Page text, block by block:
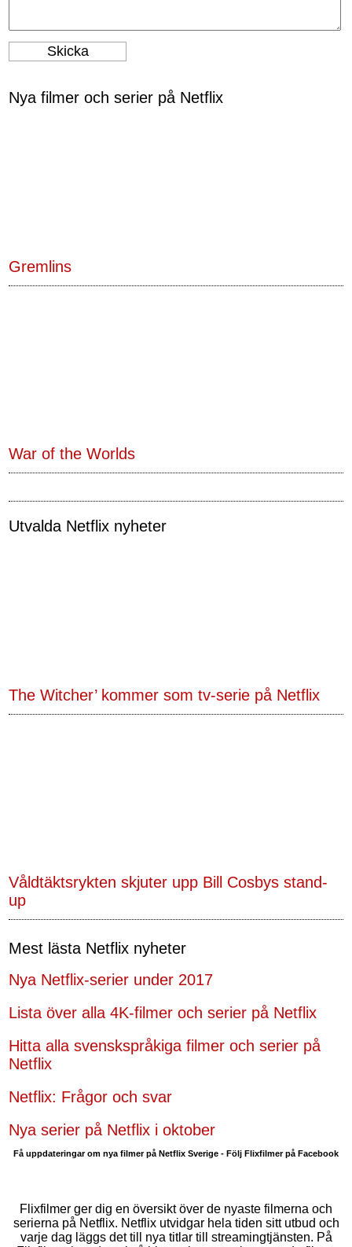
Nya filmer och serier på Netflix
Gremlins
War of the Worlds
Utvalda Netflix nyheter
The Witcher’ kommer som tv-serie på Netflix
Våldtäktsrykten skjuter upp Bill Cosbys stand-
up
Mest lästa Netflix nyheter
Nya Netflix-serier under 2017
Lista över alla 4K-filmer och serier på Netflix
Hitta alla svenskspråkiga filmer och serier på
Netflix
Netflix: Frågor och svar
Nya serier på Netflix i oktober
Få uppdateringar om nya filmer på Netflix Sverige - Följ Flixfilmer på Facebook
Flixfilmer ger dig en översikt över de nyaste filmerna och
serierna på Netflix. Netflix utvidgar hela tiden sitt utbud och
varje dag läggs det till nya titlar till streamingtjänsten. På